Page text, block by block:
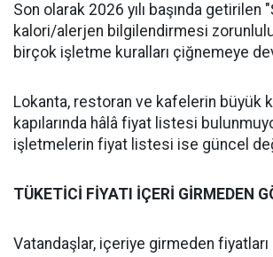
Son olarak 2026 yılı başında
kalori/alerjen bilgilendirmesi
birçok işletme kuralları çiğnemeye
Lokanta, restoran ve kafelerin büyük
kapılarında hâlâ fiyat listesi
işletmelerin fiyat listesi ise güncel
TÜKETİCİ FİYATI İÇERİ GİRMEDEN
Vatandaşlar, içeriye girmeden